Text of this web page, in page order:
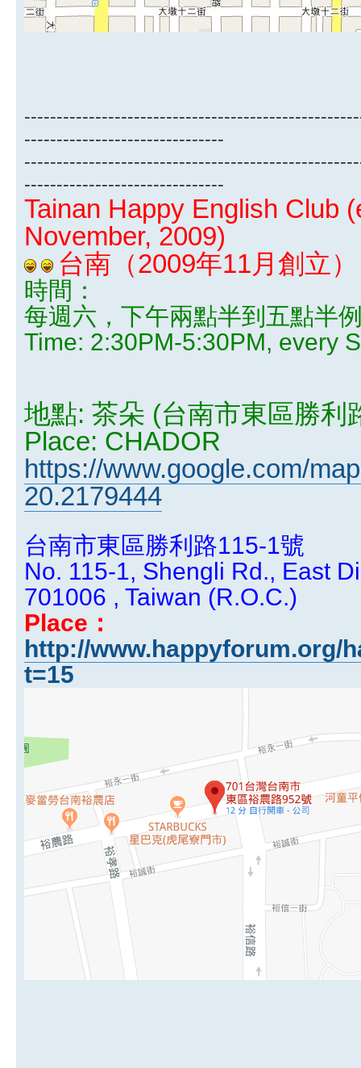
-------------------------------
-------------------------------
Tainan Happy English Club
November, 2009)
台南（2009年11月創立）
時間：
每週六，下午兩點半到五點半
Time: 2:30PM-5:30PM, every
地點: 茶朵 (台南市東區勝利
Place: CHADOR
https://www.google.com/
20.2179444
台南市東區勝利路115-1號
No. 115-1, Shengli Rd., East
701006 , Taiwan (R.O.C.)
Place：
http://www.happyforum.org/
t=15